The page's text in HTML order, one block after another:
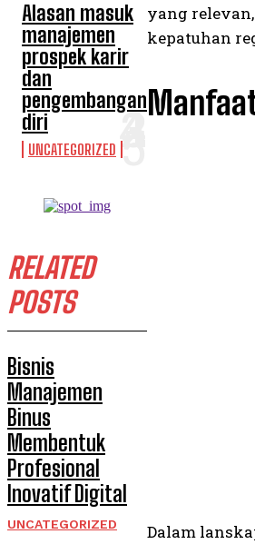
Alasan masuk
manajemen
prospek karir
dan
pengembangan
diri
UNCATEGORIZED
RELATED
POSTS
Bisnis
Manajemen
Binus
Membentuk
Profesional
Inovatif Digital
UNCATEGORIZED
yang
kepatuhan
Dalam